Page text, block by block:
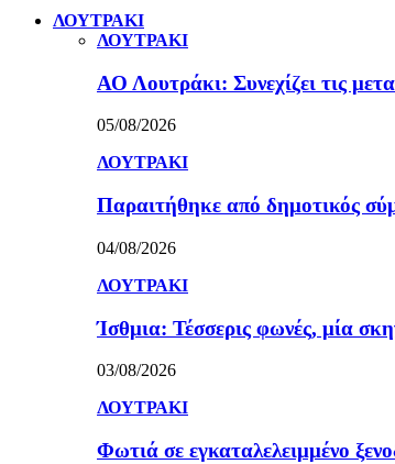
ΛΟΥΤΡΑΚΙ
ΛΟΥΤΡΑΚΙ
ΑΟ Λουτράκι: Συνεχίζει τις
05/08/2026
ΛΟΥΤΡΑΚΙ
Παραιτήθηκε από δημοτικός
04/08/2026
ΛΟΥΤΡΑΚΙ
Ίσθμια: Τέσσερις φωνές, μία
03/08/2026
ΛΟΥΤΡΑΚΙ
Φωτιά σε εγκαταλελειμμένο